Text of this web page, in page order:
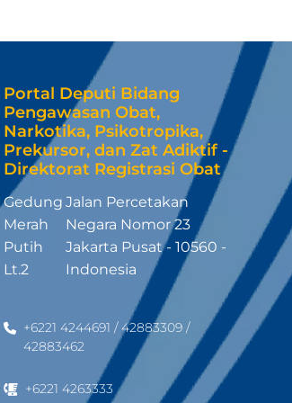
Portal Deputi Bidang
Pengawasan Obat,
Narkotika, Psikotropika,
Prekursor, dan Zat Adiktif -
Direktorat Registrasi Obat
Gedung
Merah
Putih
Lt.2
Jalan Percetakan
Negara Nomor 23
Jakarta Pusat - 10560 -
Indonesia
+6221 4244691 / 42883309 /
42883462
+6221 4263333